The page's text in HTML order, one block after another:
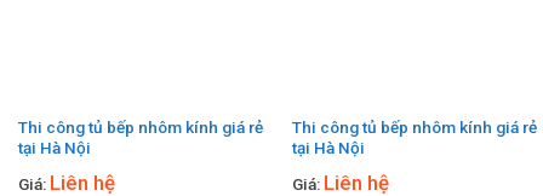
Thi công tủ bếp nhôm kính giá rẻ
tại Hà Nội
Giá: Liên hệ
Thi công tủ bếp nhôm kính giá rẻ
tại Hà Nội
Giá: Liên hệ